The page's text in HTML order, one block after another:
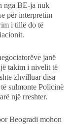
nga BE-ja nuk
për interpretim
i tillë do të
janë
takim i nivelit të
zhvilluar disa
sulmonte Policinë
një rreshter.
Beogradi mohon